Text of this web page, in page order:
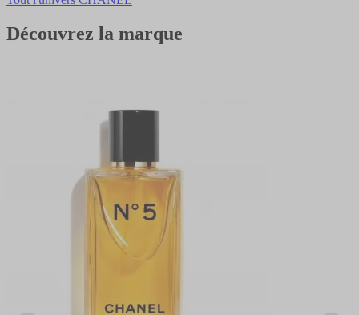
Découvrez la marque